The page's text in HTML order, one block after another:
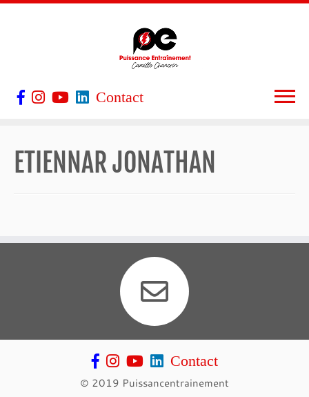
Contact
ETIENNAR JONATHAN
Contact
© 2019 Puissancentrainement